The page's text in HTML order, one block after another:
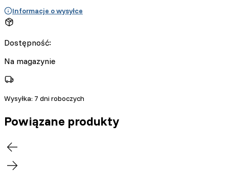
Informacje o wysyłce
Dostępność:
Na magazynie
Wysyłka: 7 dni roboczych
Powiązane produkty